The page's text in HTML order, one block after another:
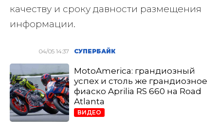
качеству и сроку давности размещения
информации.
04/05 14:37 СУПЕРБАЙК
MotoAmerica: грандиозный
успех и столь же грандиозное
фиаско Aprilia RS 660 на Road
Atlanta
ВИДЕО